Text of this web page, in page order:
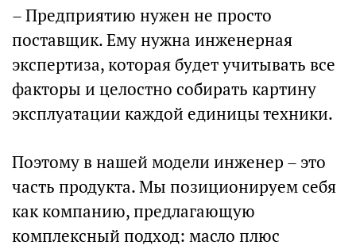
– Предприятию нужен не просто
поставщик. Ему нужна инженерная
экспертиза, которая будет учитывать все
факторы и целостно собирать картину
эксплуатации каждой единицы техники.
Поэтому в нашей модели инженер – это
часть продукта. Мы позиционируем себя
как компанию, предлагающую
комплексный подход: масло плюс